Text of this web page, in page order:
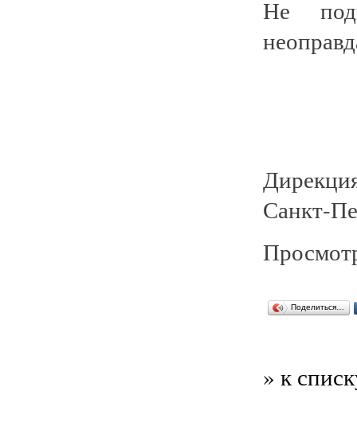
Не
Санкт-
Поделиться…
» к